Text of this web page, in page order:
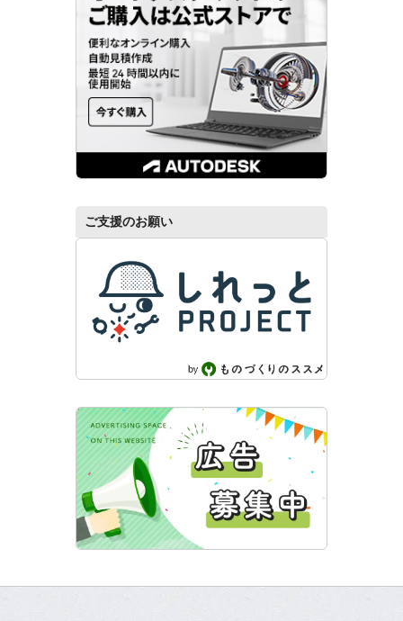
ご支援のお願い